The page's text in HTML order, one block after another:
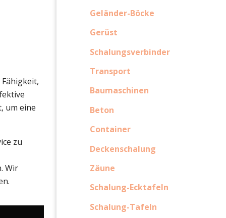
um eine
zu
Wir
Geländer-Böcke
Gerüst
Schalungsverbinder
Transport
Baumaschinen
Beton
Container
Deckenschalung
Zäune
Schalung-Ecktafeln
Schalung-Tafeln